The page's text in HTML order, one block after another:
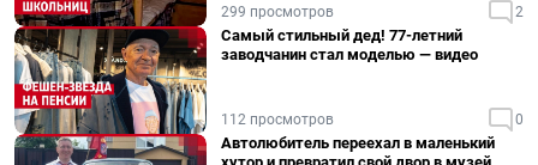
299 просмотров 2
Самый стильный дед! 77-летний
заводчанин стал моделью — видео
112 просмотров 0
Автолюбитель переехал в маленький